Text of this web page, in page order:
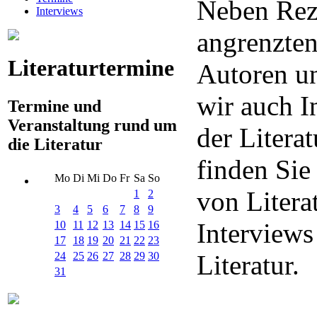
Interviews
Literaturtermine
Termine und
Veranstaltung rund um
die Literatur
Mo Di Mi Do Fr Sa So
1
2
3
4 5 6 7 8
9
10
11 12 13 14 15 16
17
18 19 20 21 22 23
24
25 26 27 28 29 30
31
Neben
Autoren
wir auch
der
finden
von
Literatur.